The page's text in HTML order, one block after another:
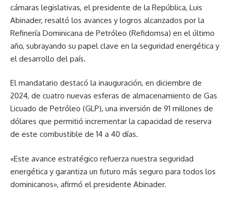
cámaras legislativas, el presidente de la República, Luis
Abinader, resaltó los avances y logros alcanzados por la
Refinería Dominicana de Petróleo (Refidomsa) en el último
año, subrayando su papel clave en la seguridad energética y
el desarrollo del país.
El mandatario destacó la inauguración, en diciembre de
2024, de cuatro nuevas esferas de almacenamiento de Gas
Licuado de Petróleo (GLP), una inversión de 91 millones de
dólares que permitió incrementar la capacidad de reserva
de este combustible de 14 a 40 días.
«Este avance estratégico refuerza nuestra seguridad
energética y garantiza un futuro más seguro para todos los
dominicanos», afirmó el presidente Abinader.